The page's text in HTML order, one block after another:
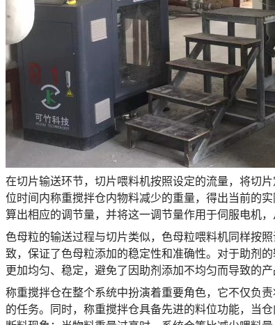
在切片输送环节，切片喂料机按照设定的流量，将切
位时间内称重搅拌仓内物料减少的重量，得出当前的
算出相应的调节量，并将这一调节量作用于伺服电机
色母粒的输送过程与切片类似，色母粒喂料机同样按
致，保证了色母粒添加的稳定性和准确性。对于助剂
更加均匀、稳定，避免了因助剂添加不均匀而导致的产
称重搅拌仓在整个系统中扮演着重要角色，它不仅负
的任务。同时，称重搅拌仓具备先进的料位功能，当